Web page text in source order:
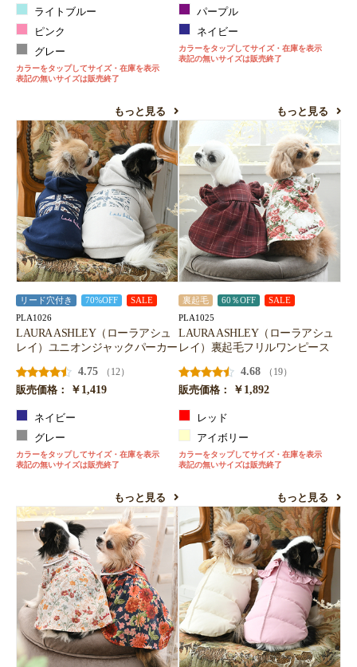
ライトブルー
ピンク
グレー
カラーをタップしてサイズ・在庫を表示
表記の無いサイズは販売終了
もっと見る
パープル
ネイビー
カラーをタップしてサイズ・在庫を表示
表記の無いサイズは販売終了
もっと見る
リード穴付き 70%OFF SALE
PLA1026
LAURA ASHLEY（ローラアシュ
レイ）ユニオンジャックパーカー
4.75
（12）
販売価格：
￥1,419
ネイビー
グレー
カラーをタップしてサイズ・在庫を表示
表記の無いサイズは販売終了
もっと見る
裏起毛 60％OFF SALE
PLA1025
LAURA ASHLEY（ローラアシュ
レイ）裏起毛フリルワンピース
4.68
（19）
販売価格：
￥1,892
レッド
アイボリー
カラーをタップしてサイズ・在庫を表示
表記の無いサイズは販売終了
もっと見る